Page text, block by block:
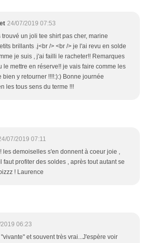
24/07/2019 07:53
trouvé un joli tee shirt pas cher, marine
brillants .j<br /> <br /> je l'ai revu en solde
je suis , j'ai failli le racheter!! Remarques
le mettre en réserve!! je vais faire comme les
bien y retourner !!!!:):) Bonne journée
les tous sens du terme !!!
07/2019 07:11
les demoiselles s'en donnent à coeur joie ,
faut profiter des soldes , après tout autant se
! Laurence
06:23
et souvent très vrai...J'espère voir